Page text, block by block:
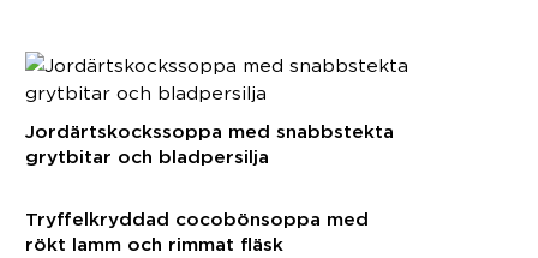
Jordärtskockssoppa med snabbstekta
grytbitar och bladpersilja
Tryffelkryddad cocobönsoppa med
rökt lamm och rimmat fläsk